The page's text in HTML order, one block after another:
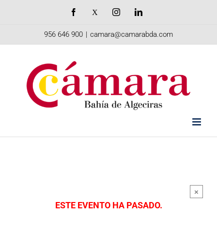
Facebook InstagramLinkedIn
956 646 900 | camara@camarabda.com
ESTE EVENTO HA PASADO.
×